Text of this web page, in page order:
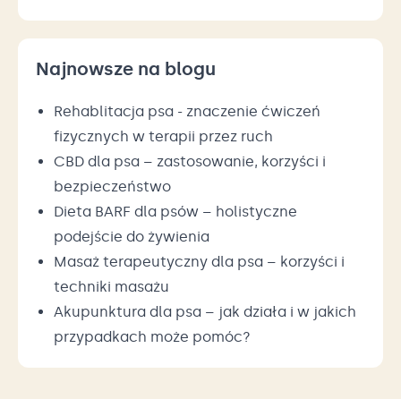
Najnowsze na blogu
Rehablitacja psa - znaczenie ćwiczeń
fizycznych w terapii przez ruch
CBD dla psa – zastosowanie, korzyści i
bezpieczeństwo
Dieta BARF dla psów – holistyczne
podejście do żywienia
Masaż terapeutyczny dla psa – korzyści i
techniki masażu
Akupunktura dla psa – jak działa i w jakich
przypadkach może pomóc?